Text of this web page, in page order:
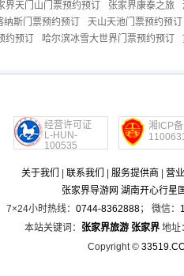
界天门山门票预约预订 张家界康泰之旅
纳斯门票预约预订
天山天池门票预约预订
约预订 哈尔滨冰雪大世界门票预约预订
经营许可证
L-HUN-
100535
湘ICP备
关于我们 联系我们 服务提供商
营
张家界导游网 湖南开心行星
7×24小时热线： 0744-8362888； 微信：
本站关键词： 张家界旅游 张家界 地址
Copyright ©